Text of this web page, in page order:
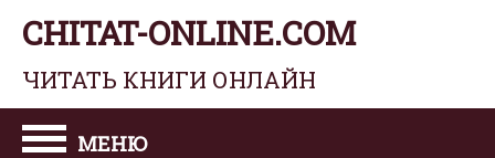
CHITAT-ONLINE.COM
ЧИТАТЬ КНИГИ ОНЛАЙН
МЕНЮ